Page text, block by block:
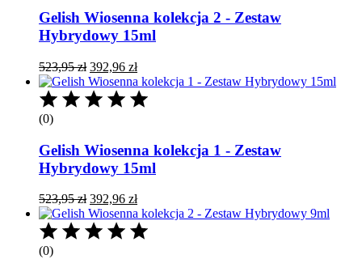
Gelish Wiosenna kolekcja 2 - Zestaw
Hybrydowy 15ml
523,95zł Pierwotna
cena
wynosiła:
523,95 zł.
392,96 złAktualna
cena
wynosi:
392,96 zł.
(0)
Gelish Wiosenna kolekcja 1 - Zestaw
Hybrydowy 15ml
523,95zł Pierwotna
cena
wynosiła:
523,95 zł.
392,96 złAktualna
cena
wynosi:
392,96 zł.
(0)